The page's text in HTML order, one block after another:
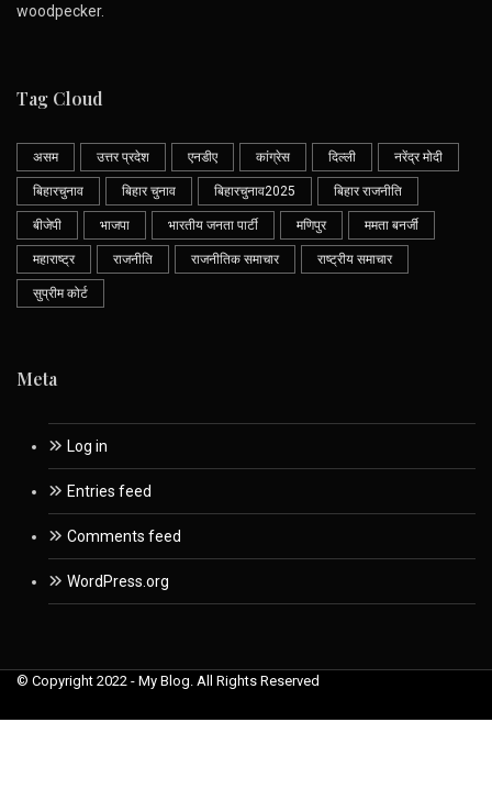
woodpecker.
Tag Cloud
असम उत्तर प्रदेश एनडीए कांग्रेस दिल्ली नरेंद्र मोदी
बिहारचुनाव बिहार चुनाव बिहारचुनाव2025 बिहार राजनीति
बीजेपी भाजपा भारतीय जनता पार्टी मणिपुर ममता बनर्जी
महाराष्ट्र राजनीति राजनीतिक समाचार राष्ट्रीय समाचार
सुप्रीम कोर्ट
Meta
Log in
Entries feed
Comments feed
WordPress.org
© Copyright 2022 - My Blog. All Rights Reserved